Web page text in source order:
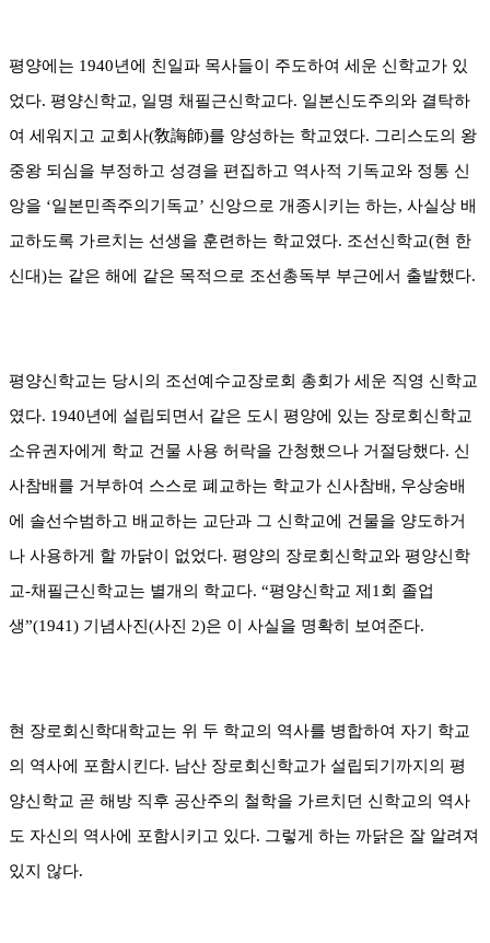
평양에는 1940년에 친일파 목사들이 주도하여 세운 신학교가 있
었다. 평양신학교, 일명 채필근신학교다. 일본신도주의와 결탁하
여 세워지고 교회사(敎誨師)를 양성하는 학교였다. 그리스도의 왕
중왕 되심을 부정하고 성경을 편집하고 역사적 기독교와 정통 신
앙을 ‘일본민족주의기독교’ 신앙으로 개종시키는 하는, 사실상 배
교하도록 가르치는 선생을 훈련하는 학교였다. 조선신학교(현 한
신대)는 같은 해에 같은 목적으로 조선총독부 부근에서 출발했다.
평양신학교는 당시의 조선예수교장로회 총회가 세운 직영 신학교
였다. 1940년에 설립되면서 같은 도시 평양에 있는 장로회신학교
소유권자에게 학교 건물 사용 허락을 간청했으나 거절당했다. 신
사참배를 거부하여 스스로 폐교하는 학교가 신사참배 , 우상숭배
에 솔선수범하고 배교하는 교단과 그 신학교에 건물을 양도하거
나 사용하게 할 까닭이 없었다. 평양의 장로회신학교와 평양신학
교-채필근신학교는 별개의 학교다. “평양신학교 제 1회 졸업
생”(1941) 기념사진(사진 2)은 이 사실을 명확히 보여준다.
현 장로회신학대학교는 위 두 학교의 역사를 병합하여 자기 학교
의 역사에 포함시킨다. 남산 장로회신학교가 설립되기까지의 평
양신학교 곧 해방 직후 공산주의 철학을 가르치던 신학교의 역사
도 자신의 역사에 포함시키고 있다. 그렇게 하는 까닭은 잘 알려져
있지 않다.